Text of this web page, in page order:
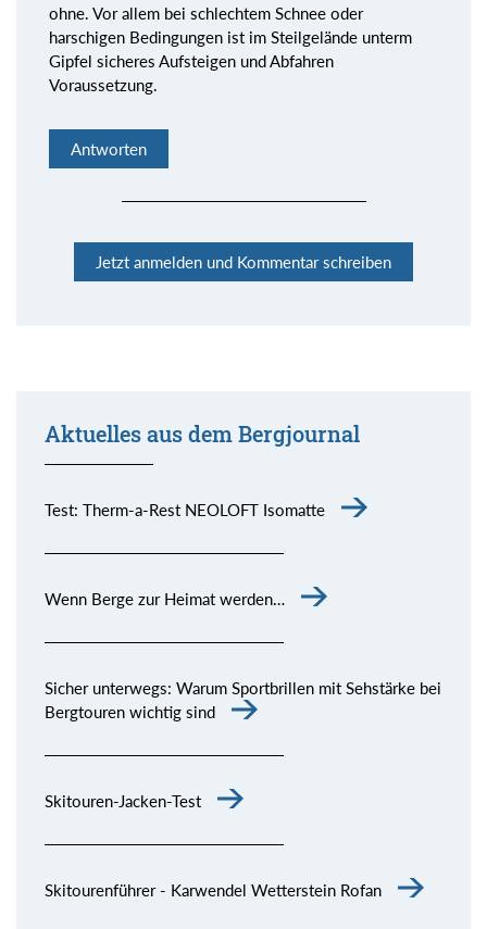
ohne. Vor allem bei schlechtem Schnee oder
harschigen Bedingungen ist im Steilgelände unterm
Gipfel sicheres Aufsteigen und Abfahren
Voraussetzung.
Antworten
Jetzt anmelden und Kommentar schreiben
Aktuelles aus dem Bergjournal
Test: Therm-a-Rest NEOLOFT Isomatte
Wenn Berge zur Heimat werden…
Sicher unterwegs: Warum Sportbrillen mit Sehstärke bei
Bergtouren wichtig sind
Skitouren-Jacken-Test
Skitourenführer - Karwendel Wetterstein Rofan